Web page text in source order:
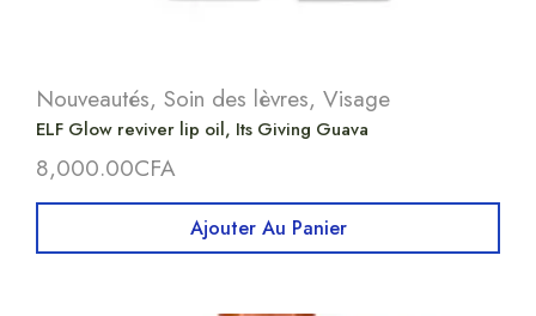
Nouveautés, Soin des lèvres, Visage
ELF Glow reviver lip oil, Its Giving Guava
8,000.00CFA
Ajouter Au Panier